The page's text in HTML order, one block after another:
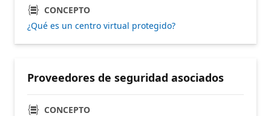
CONCEPTO
¿Qué es un centro virtual protegido?
Proveedores de seguridad asociados
CONCEPTO